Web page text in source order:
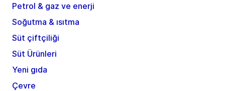
Petrol & gaz ve enerji
Soğutma & ısıtma
Süt çiftçiliği
Süt Ürünleri
Yeni gıda
Çevre